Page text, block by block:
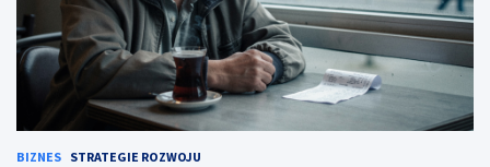
BIZNES STRATEGIE ROZWOJU